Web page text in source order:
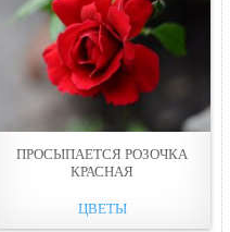
ПРОСЫПАЕТСЯ РОЗОЧКА
КРАСНАЯ
ЦВЕТЫ